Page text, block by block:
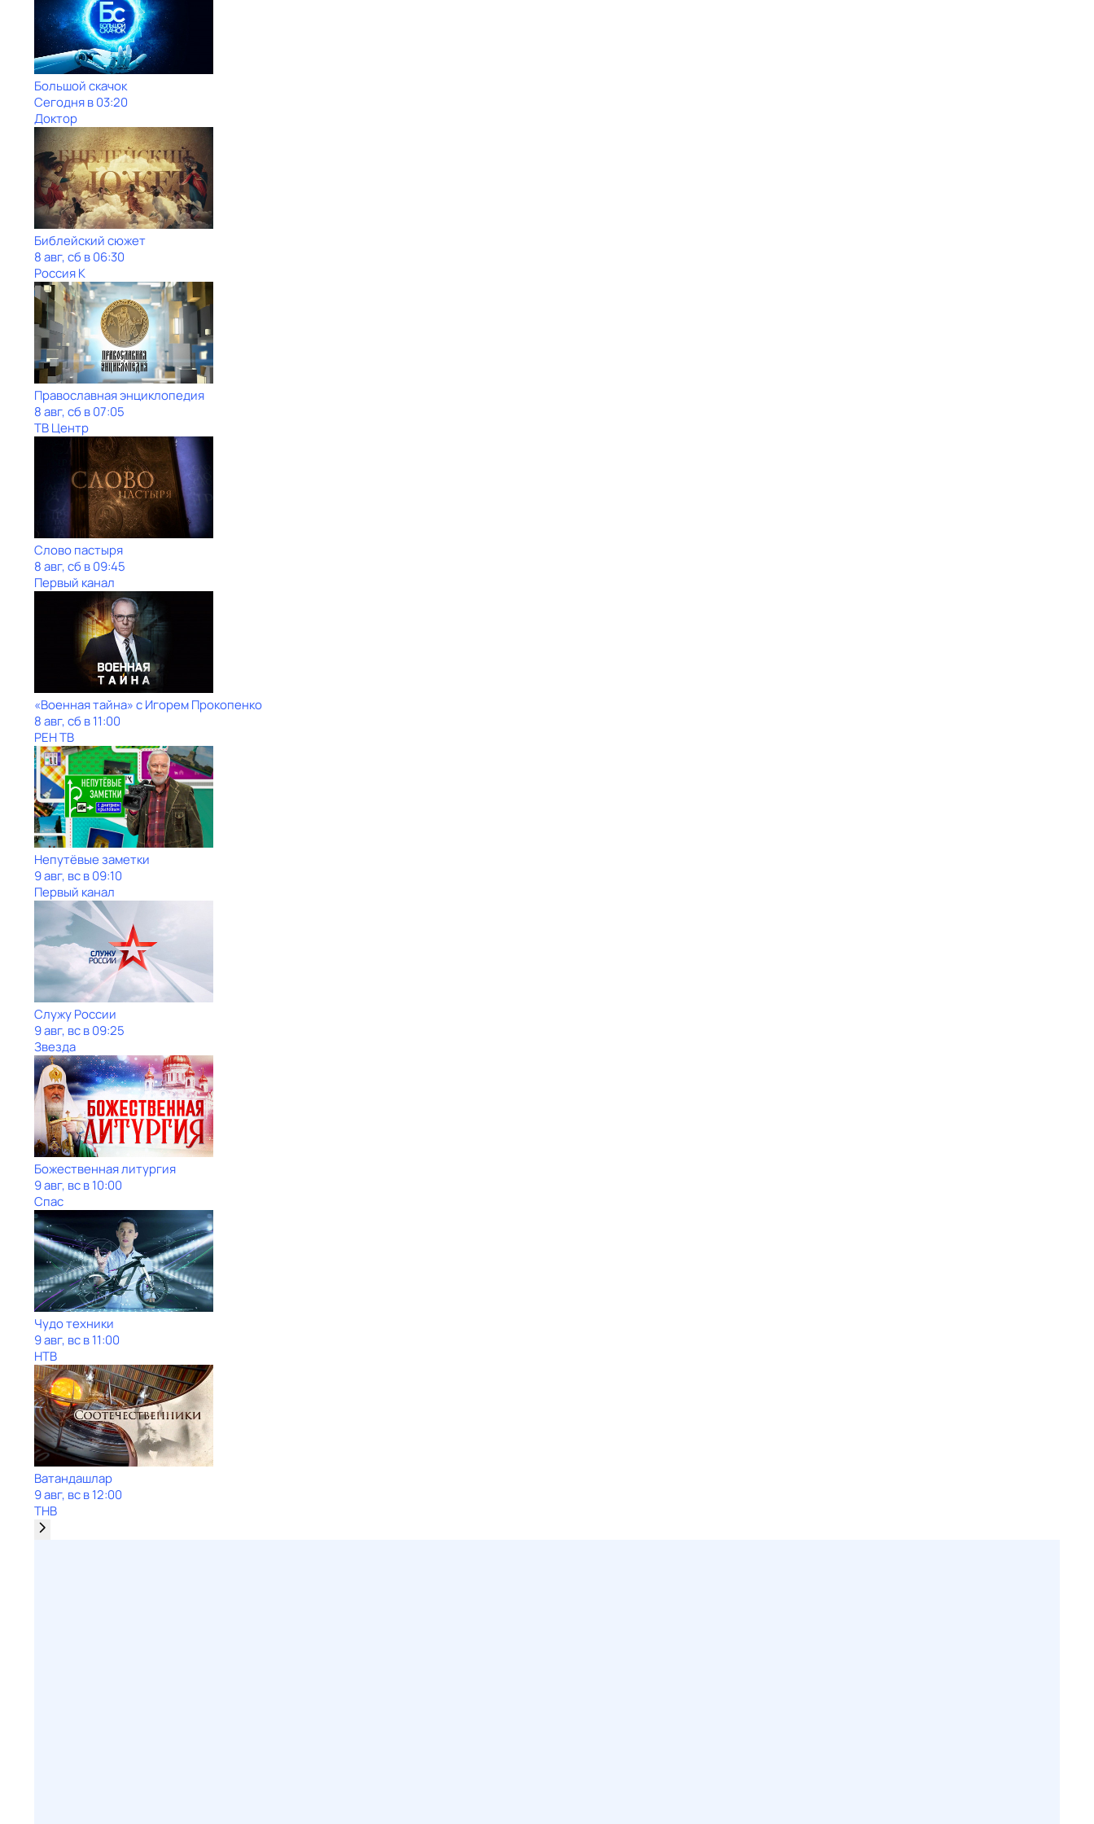
Большой скачок
Сегодня в 03:20
Доктор
Библейский сюжет
8 авг, сб в 06:30
Россия К
Православная энциклопедия
8 авг, сб в 07:05
ТВ Центр
Слово пастыря
8 авг, сб в 09:45
Первый канал
«Военная тайна» с Игорем Прокопенко
8 авг, сб в 11:00
РЕН ТВ
Непутёвые заметки
9 авг, вс в 09:10
Первый канал
Служу Рoсcии
9 авг, вс в 09:25
Звезда
Божественная литургия
9 авг, вс в 10:00
Спас
Чудо техники
9 авг, вс в 11:00
НТВ
Ватандашлар
9 авг, вс в 12:00
ТНВ